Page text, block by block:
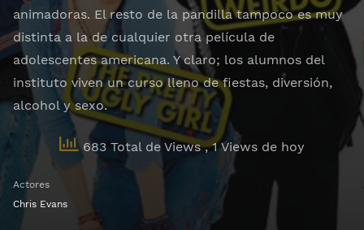
animadoras. El resto de la pandilla tampoco es muy
distinta a la de cualquier otra película de
adolescentes americana. Y claro; los alumnos del
instituto viven un curso lleno de fiestas, diversión,
alcohol y sexo.
683 Total de Views, 1 Views de hoy
Actores
Chris Evans